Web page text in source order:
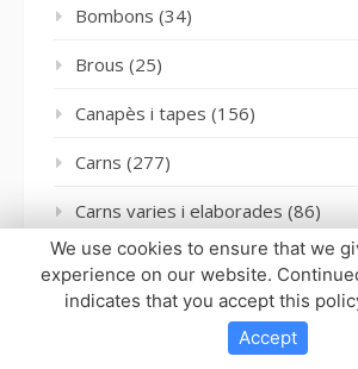
Bombons (34)
Brous (25)
Canapès i tapes (156)
Carns (277)
Carns varies i elaborades (86)
Ceviches(6)
Cigrons(64)
We use cookies to ensure that we
experience on our website.
indicates that you accept this
Accept